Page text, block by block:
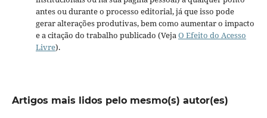
antes ou durante o processo editorial, já que isso pode
gerar alterações produtivas, bem como aumentar o impacto
e a citação do trabalho publicado (VejaO Efeito do Acesso
Livre).
Artigos mais lidos pelo mesmo(s) autor(es)